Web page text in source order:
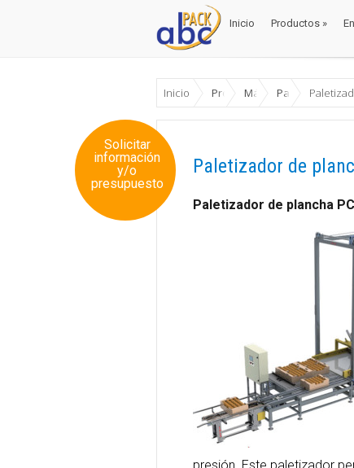
Inicio Productos »
Inicio ProductosMáquinas Envase y
Paletizadores
Solicitar
información
y/o
presupuesto
Paletizador de
Paletizador de plancha